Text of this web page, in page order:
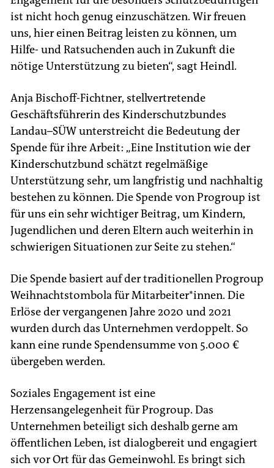
ist nicht hoch genug einzuschätzen. Wir freuen
uns, hier einen Beitrag leisten zu können, um
Hilfe- und Ratsuchenden auch in Zukunft die
nötige Unterstützung zu bieten“, sagt Heindl.
Anja Bischoff-Fichtner, stellvertretende
Geschäftsführerin des Kinderschutzbundes
Landau–SÜW unterstreicht die Bedeutung der
Spende für ihre Arbeit: „Eine Institution wie der
Kinderschutzbund schätzt regelmäßige
Unterstützung sehr, um langfristig und nachhaltig
bestehen zu können. Die Spende von Progroup ist
für uns ein sehr wichtiger Beitrag, um Kindern,
Jugendlichen und deren Eltern auch weiterhin in
schwierigen Situationen zur Seite zu stehen.“
Die Spende basiert auf der traditionellen Progroup
Weihnachtstombola für Mitarbeiter*innen. Die
Erlöse der vergangenen Jahre 2020 und 2021
wurden durch das Unternehmen verdoppelt. So
kann eine runde Spendensumme von 5.000 €
übergeben werden.
Soziales Engagement ist eine
Herzensangelegenheit für Progroup. Das
Unternehmen beteiligt sich deshalb gerne am
öffentlichen Leben, ist dialogbereit und engagiert
sich vor Ort für das Gemeinwohl. Es bringt sich